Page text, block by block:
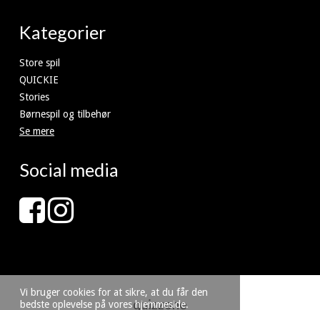
Vi bruger cookies for at sikre, at du får den
bedste oplevelse på vores hjemmeside.
Kategorier
Store spil
QUICKIE
Stories
Børnespil og tilbehør
Se mere
Social media
quizzone